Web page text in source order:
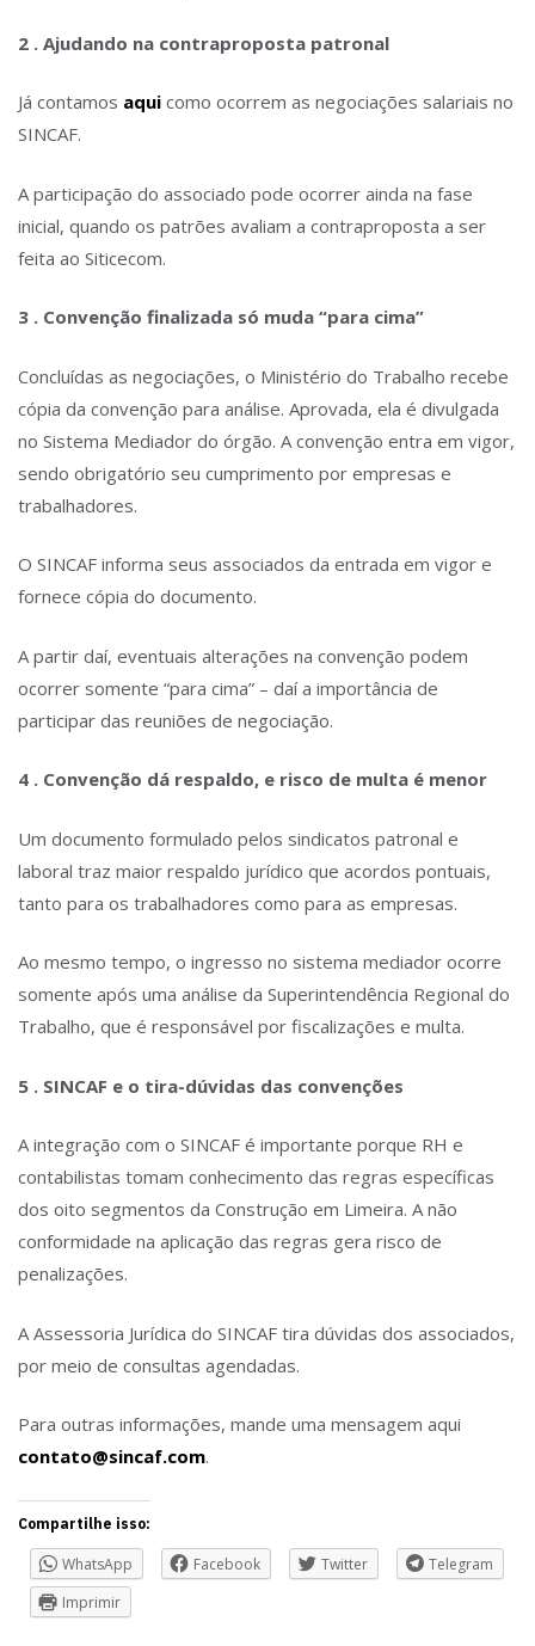
2 . Ajudando na contraproposta patronal
Já contamos aqui como ocorrem as negociações salariais no
SINCAF.
A participação do associado pode ocorrer ainda na fase
inicial, quando os patrões avaliam a contraproposta a ser
feita ao Siticecom.
3 . Convenção finalizada só muda “para cima”
Concluídas as negociações, o Ministério do Trabalho recebe
cópia da convenção para análise. Aprovada, ela é divulgada
no Sistema Mediador do órgão. A convenção entra em vigor,
sendo obrigatório seu cumprimento por empresas e
trabalhadores.
O SINCAF informa seus associados da entrada em vigor e
fornece cópia do documento.
A partir daí, eventuais alterações na convenção podem
ocorrer somente “para cima” – daí a importância de
participar das reuniões de negociação.
4 . Convenção dá respaldo, e risco de multa é menor
Um documento formulado pelos sindicatos patronal e
laboral traz maior respaldo jurídico que acordos pontuais,
tanto para os trabalhadores como para as empresas.
Ao mesmo tempo, o ingresso no sistema mediador ocorre
somente após uma análise da Superintendência Regional do
Trabalho, que é responsável por fiscalizações e multa.
5 . SINCAF e o tira-dúvidas das convenções
A integração com o SINCAF é importante porque RH e
contabilistas tomam conhecimento das regras específicas
dos oito segmentos da Construção em Limeira. A não
conformidade na aplicação das regras gera risco de
penalizações.
A Assessoria Jurídica do SINCAF tira dúvidas dos associados,
por meio de consultas agendadas.
Para outras informações, mande uma mensagem aqui
contato@sincaf.com.
Compartilhe isso:
WhatsApp Facebook Twitter
Telegram
Imprimir